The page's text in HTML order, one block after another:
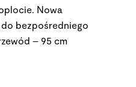
Nowa
bezpośredniego
– 95 cm